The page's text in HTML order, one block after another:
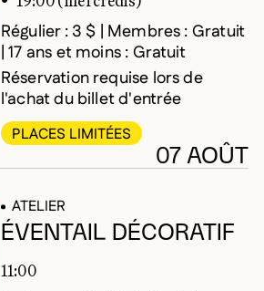
Régulier : 3 $ | Membres : Gratuit
| 17 ans et moins : Gratuit
Réservation requise lors de
l'achat du billet d'entrée
PLACES LIMITÉES
07 AOÛT
ATELIER
ÉVENTAIL DÉCORATIF
11:00